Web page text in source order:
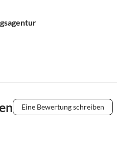
Eine Bewertung schreiben